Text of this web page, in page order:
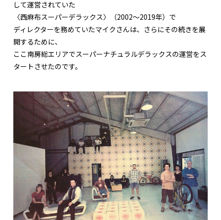
して運営されていた
〈西麻布スーパーデラックス〉（2002～2019年）で
ディレクターを務めていたマイクさんは、さらにその続きを展
開するために、
ここ南房総エリアでスーパーナチュラルデラックスの運営をス
タートさせたのです。